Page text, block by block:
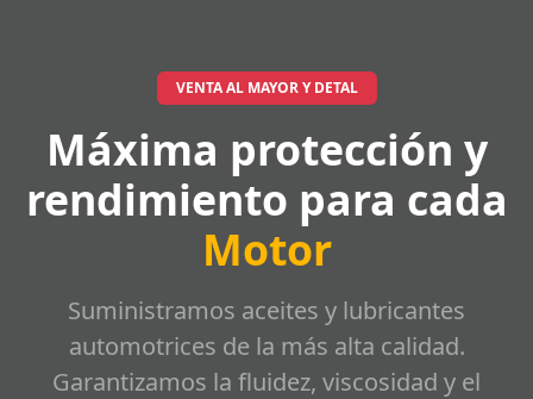
VENTA AL MAYOR Y DETAL
Máxima protección y
rendimiento para cada
Motor
Suministramos aceites y lubricantes
automotrices de la más alta calidad.
Garantizamos la fluidez, viscosidad y el